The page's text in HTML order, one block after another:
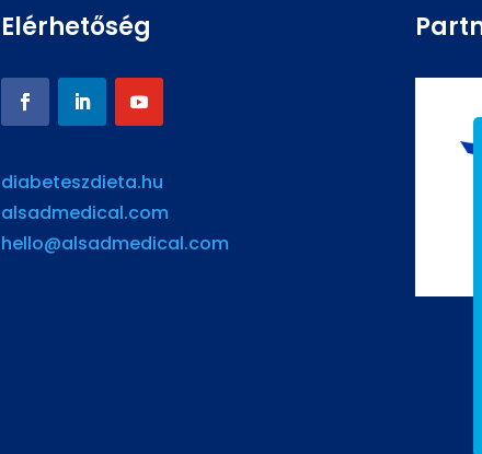
Elérhetőség
diabeteszdieta.hu
alsadmedical.com
hello@alsadmedical.com